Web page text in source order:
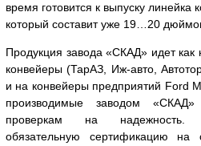
время готовится к выпуску линейка
который составит уже 19…20
Продукция завода «СКАД» идет как
конвейеры (ТарАЗ, Иж-авто,
и на конвейеры предприятий Ford
производимые заводом «СКАД»
проверкам на надежность.
обязательную сертификацию на